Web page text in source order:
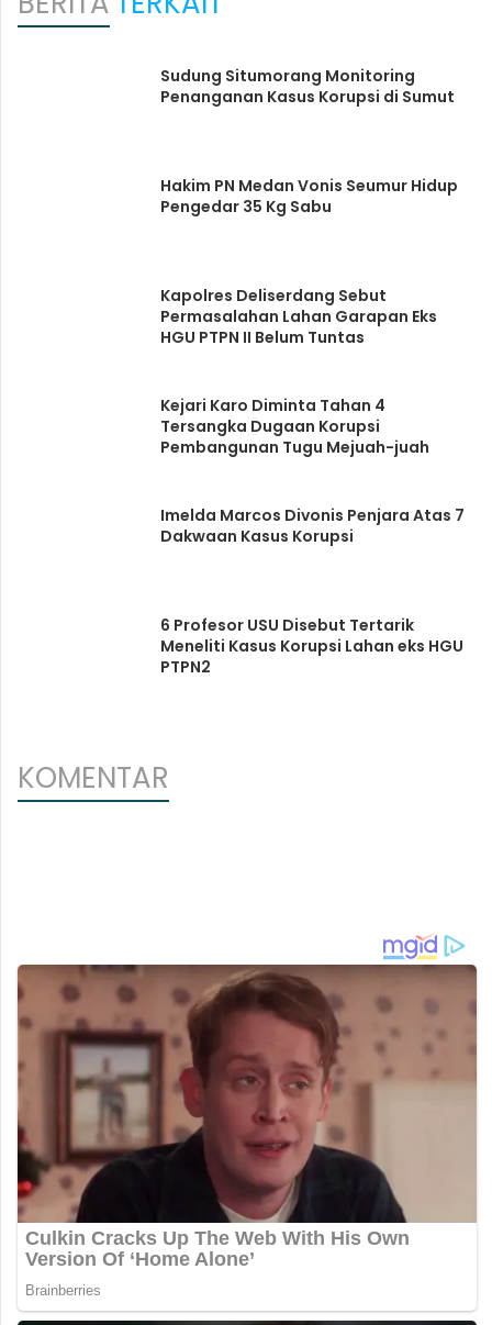
Sudung Situmorang Monitoring
Penanganan Kasus Korupsi di Sumut
Hakim PN Medan Vonis Seumur Hidup
Pengedar 35 Kg Sabu
Kapolres Deliserdang Sebut
Permasalahan Lahan Garapan Eks
HGU PTPN II Belum Tuntas
Kejari Karo Diminta Tahan 4
Tersangka Dugaan Korupsi
Pembangunan Tugu Mejuah-juah
Imelda Marcos Divonis Penjara Atas 7
Dakwaan Kasus Korupsi
6 Profesor USU Disebut Tertarik
Meneliti Kasus Korupsi Lahan eks HGU
PTPN2
KOMENTAR